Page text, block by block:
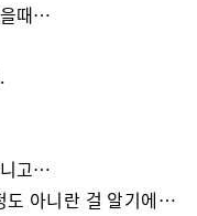
때…
고…
도 아니란 걸 알기에…